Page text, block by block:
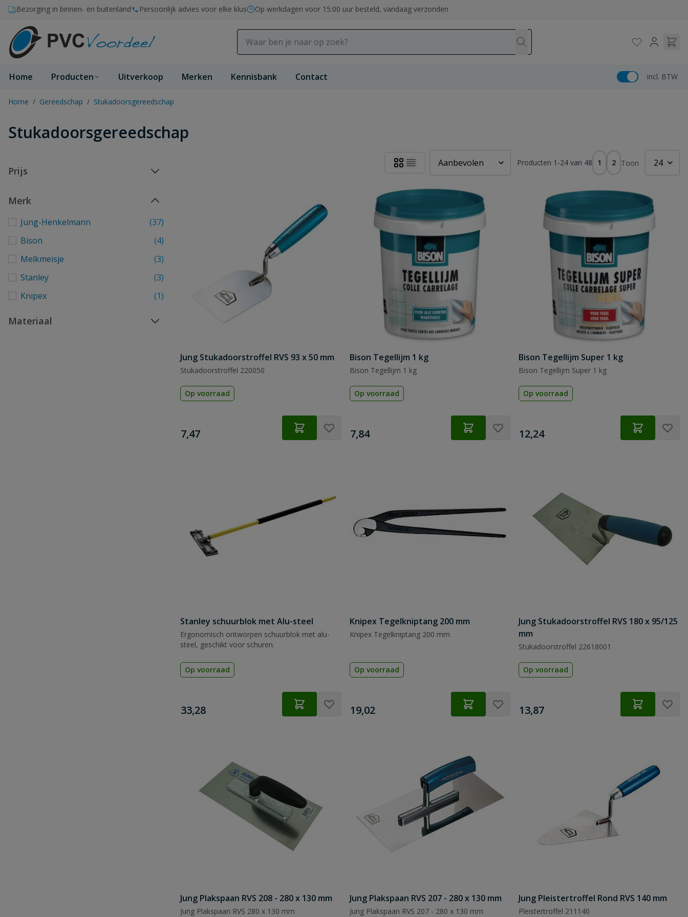
Ga naar de inhoud
Bezorging in binnen- en buitenland Persoonlijk advies voor elke klus Op werkdagen voor 15:00 uur besteld, vandaag verzonden
Home Producten Uitverkoop Merken Kennisbank Contact incl. BTW
Home / Gereedschap / Stukadoorsgereedschap
Stukadoorsgereedschap
Prijs
Merk
Jung-Henkelmann
(37)
Bison
(4)
Melkmeisje
(3)
Stanley
(3)
Knipex
(1)
Materiaal
Producten 1 -24 van 48 1 2 Toon
Jung Stukadoorstroffel RVS 93 x 50 mm
Stukadoorstroffel 220050
Op voorraad
€
7,47
Bison Tegellijm 1 kg
Bison Tegellijm 1 kg
Op voorraad
€
7,84
Bison Tegellijm Super 1 kg
Bison Tegellijm Super 1 kg
Op voorraad
€
12,24
Stanley schuurblok met Alu-steel
Ergonomisch ontworpen schuurblok met alu-
steel, geschikt voor schuren.
Op voorraad
€
33,28
Knipex Tegelkniptang 200 mm
Knipex Tegelkniptang 200 mm
Op voorraad
€
19,02
Jung Stukadoorstroffel RVS 180 x 95/125
mm
Stukadoorstroffel 22618001
Op voorraad
€
13,87
Jung Plakspaan RVS 208 - 280 x 130 mm
Jung Plakspaan RVS 280 x 130 mm
Jung Plakspaan RVS 207 - 280 x 130 mm
Jung Plakspaan RVS 207 - 280 x 130 mm
Jung Pleistertroffel Rond RVS 140 mm
Pleistertroffel 211140